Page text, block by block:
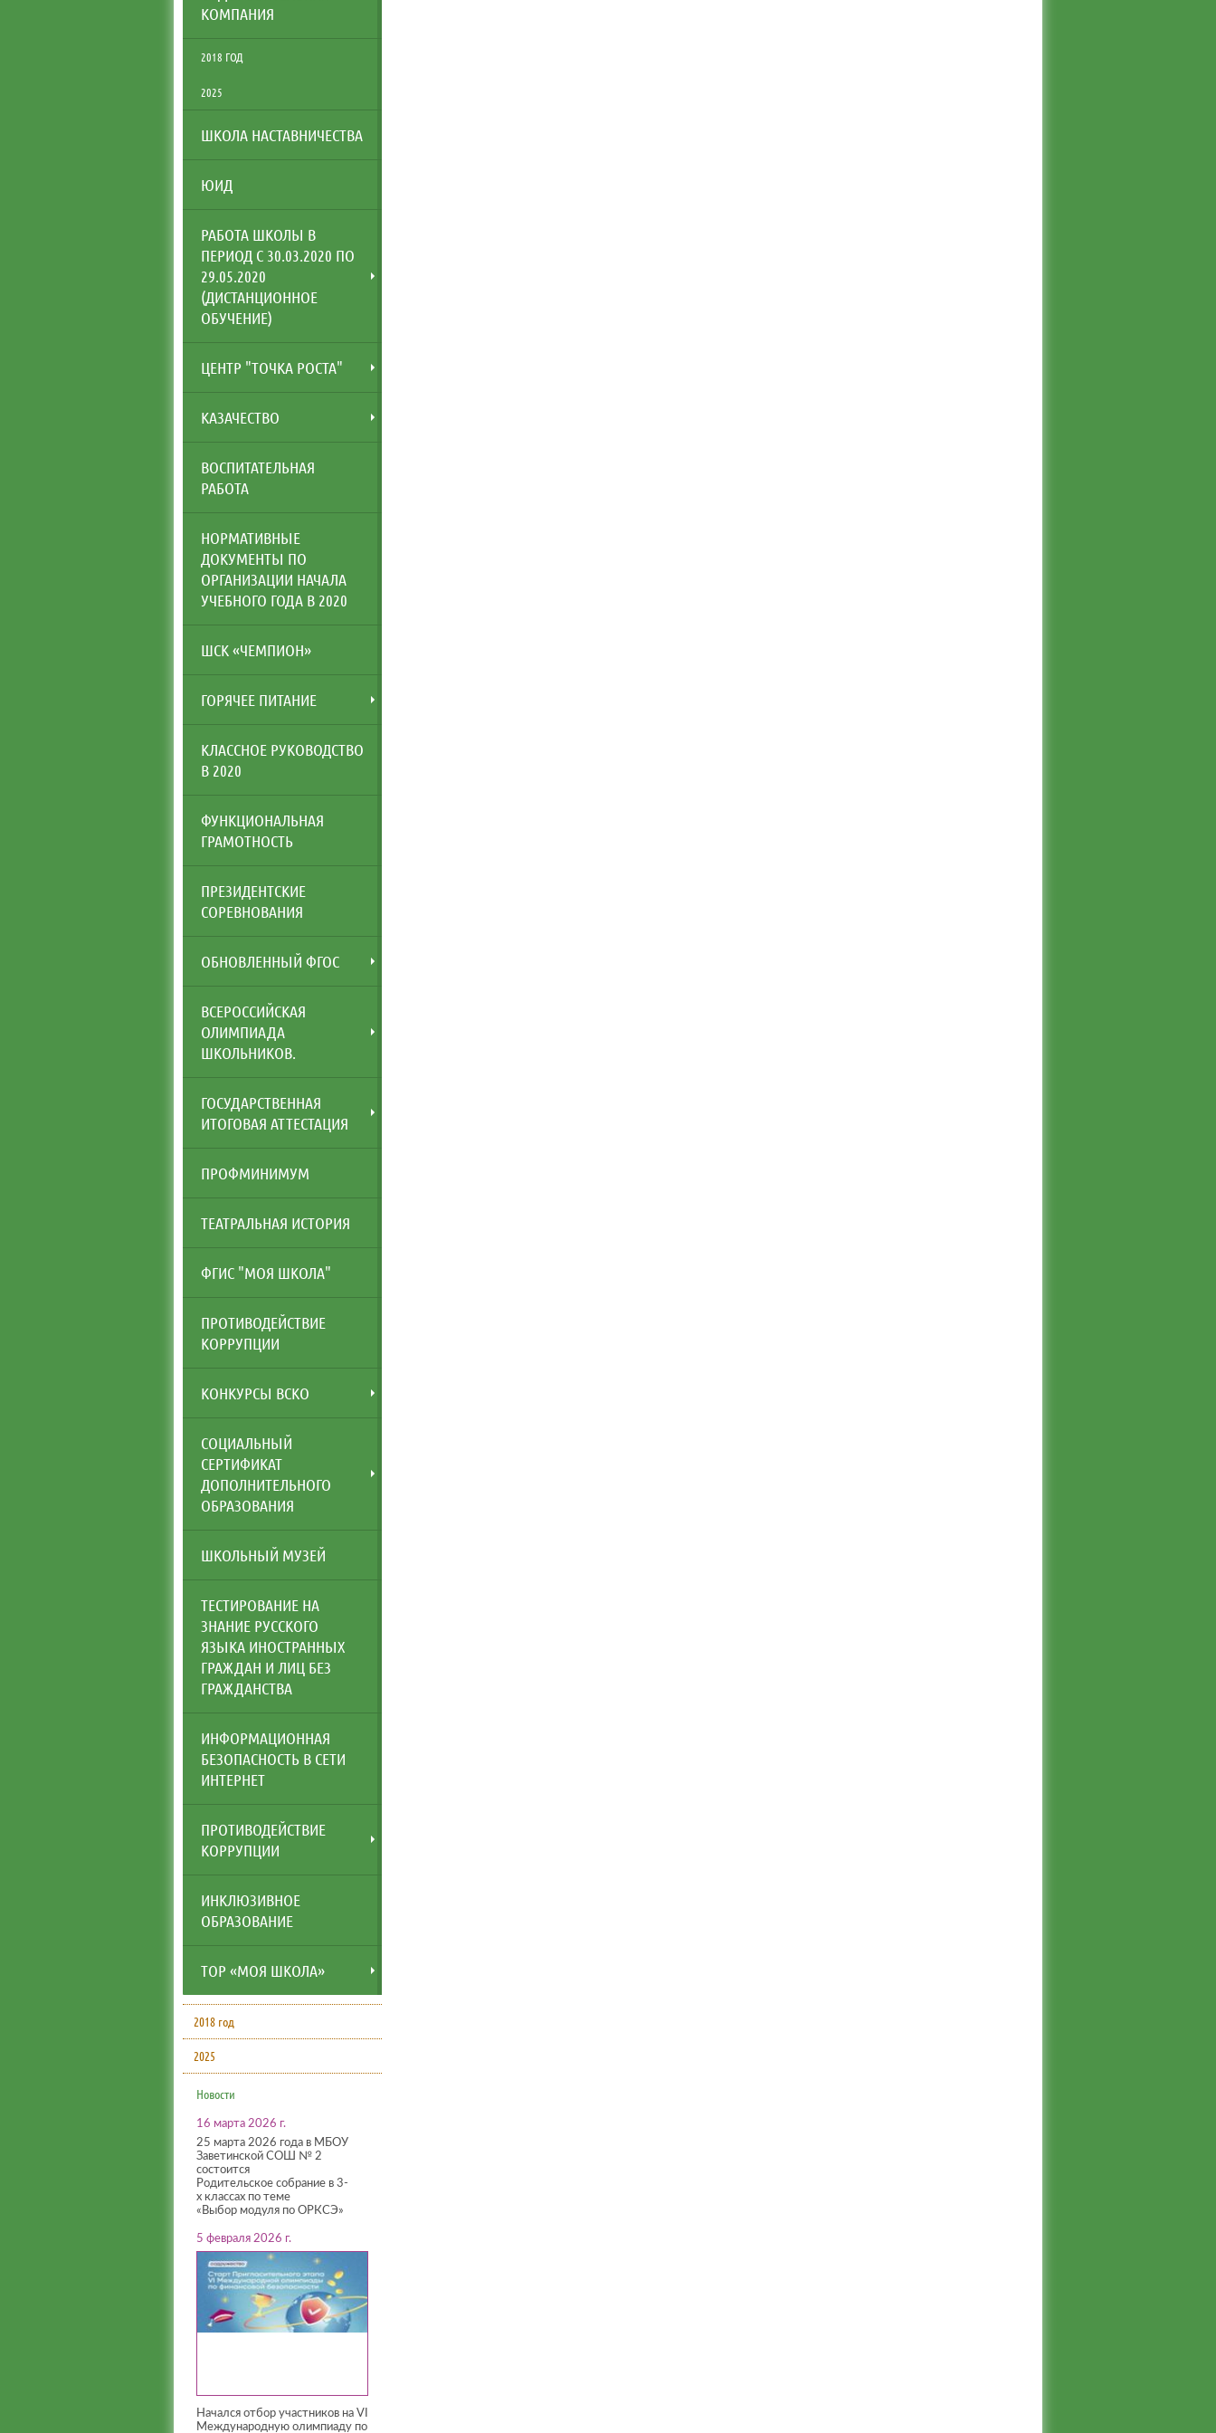
КОМПАНИЯ
2018 ГОД
2025
ШКОЛА НАСТАВНИЧЕСТВА
ЮИД
РАБОТА ШКОЛЫ В
ПЕРИОД С 30.03.2020 ПО
29.05.2020
(ДИСТАНЦИОННОЕ
ОБУЧЕНИЕ)
ЦЕНТР "ТОЧКА РОСТА"
КАЗАЧЕСТВО
ВОСПИТАТЕЛЬНАЯ
РАБОТА
НОРМАТИВНЫЕ
ДОКУМЕНТЫ ПО
ОРГАНИЗАЦИИ НАЧАЛА
УЧЕБНОГО ГОДА В 2020
ШСК «ЧЕМПИОН»
ГОРЯЧЕЕ ПИТАНИЕ
КЛАССНОЕ РУКОВОДСТВО
В 2020
ФУНКЦИОНАЛЬНАЯ
ГРАМОТНОСТЬ
ПРЕЗИДЕНТСКИЕ
СОРЕВНОВАНИЯ
ОБНОВЛЕННЫЙ ФГОС
ВСЕРОССИЙСКАЯ
ОЛИМПИАДА
ШКОЛЬНИКОВ.
ГОСУДАРСТВЕННАЯ
ИТОГОВАЯ АТТЕСТАЦИЯ
ПРОФМИНИМУМ
ТЕАТРАЛЬНАЯ ИСТОРИЯ
ФГИС "МОЯ ШКОЛА"
ПРОТИВОДЕЙСТВИЕ
КОРРУПЦИИ
КОНКУРСЫ ВСКО
СОЦИАЛЬНЫЙ
СЕРТИФИКАТ
ДОПОЛНИТЕЛЬНОГО
ОБРАЗОВАНИЯ
ШКОЛЬНЫЙ МУЗЕЙ
ТЕСТИРОВАНИЕ НА
ЗНАНИЕ РУССКОГО
ЯЗЫКА ИНОСТРАННЫХ
ГРАЖДАН И ЛИЦ БЕЗ
ГРАЖДАНСТВА
ИНФОРМАЦИОННАЯ
БЕЗОПАСНОСТЬ В СЕТИ
ИНТЕРНЕТ
ПРОТИВОДЕЙСТВИЕ
КОРРУПЦИИ
ИНКЛЮЗИВНОЕ
ОБРАЗОВАНИЕ
ТОР «МОЯ ШКОЛА»
2018 год
2025
Новости
16 марта 2026 г.
25 марта 2026 года в МБОУ
Заветинской СОШ № 2
состоится
Родительское собрание в 3-
х классах по теме
«Выбор модуля по ОРКСЭ»
5 февраля 2026 г.
Начался отбор участников на VI
Международную олимпиаду по